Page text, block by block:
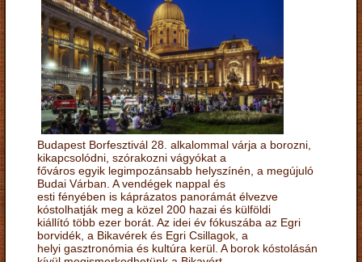
Budapest Borfesztivál 28. alkalommal várja a borozni,
kikapcsolódni, szórakozni vágyókat a
főváros egyik legimpozánsabb helyszínén, a megújuló
Budai Várban. A vendégek nappal és
esti fényében is káprázatos panorámát élvezve
kóstolhatják meg a közel 200 hazai és külföldi
kiállító több ezer borát. Az idei év fókuszába az Egri
borvidék, a Bikavérek és Egri Csillagok, a
helyi gasztronómia és kultúra kerül. A borok kóstolásán